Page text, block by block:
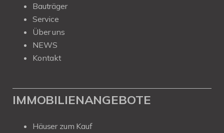
Bauträger
Service
Über uns
NEWS
Kontakt
IMMOBILIENANGEBOTE
Häuser zum Kauf